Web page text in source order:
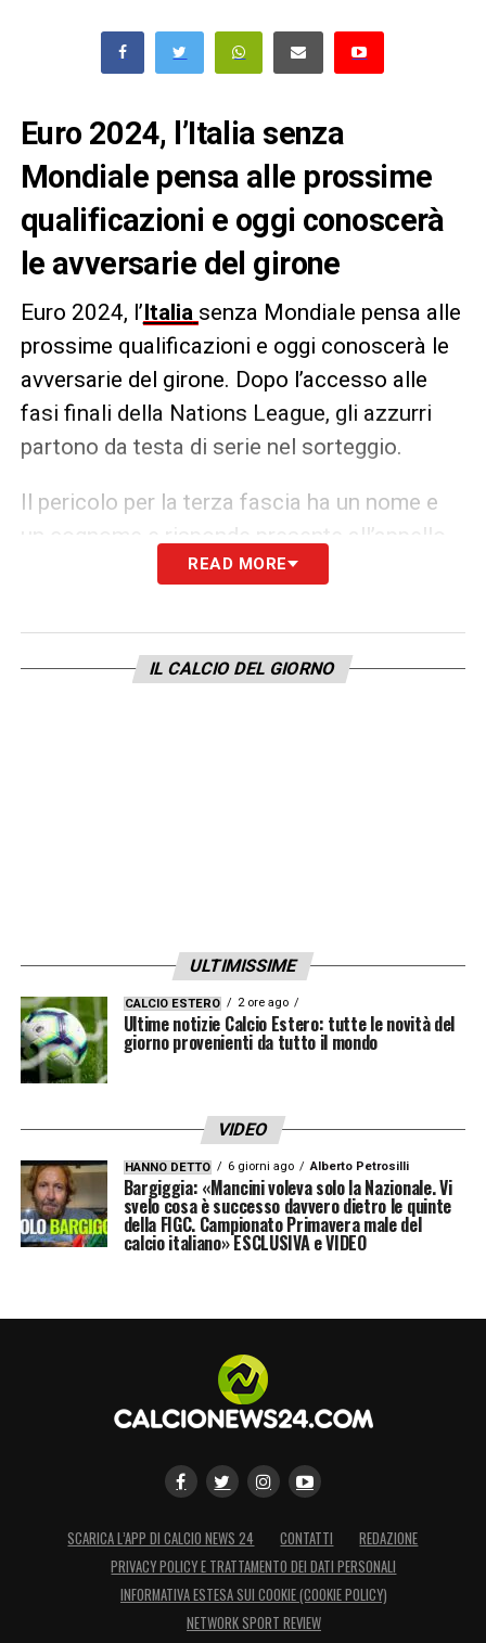
Euro 2024, l’Italia senza
Mondiale pensa alle prossime
qualificazioni e oggi conoscerà
le avversarie del girone
Euro 2024, l’Italia senza Mondiale pensa alle
prossime qualificazioni e oggi conoscerà le
avversarie del girone. Dopo l’accesso alle
fasi finali della Nations League, gli azzurri
partono da testa di serie nel sorteggio.
Il pericolo per la terza fascia ha un nome e
un cognome e risponde presente all’appello
quando si pronuncia ErlingHaaland
sarebbe meglio evitare per non avere
spiacevoli sorprese. Lo scrive il Corriere
READ MORE
IL CALCIO DEL GIORNO
ULTIMISSIME
CALCIO ESTERO 2 ore ago
Ultime notizie Calcio Estero: tutte le novità del
giorno provenienti da tutto il mondo
VIDEO
HANNO DETTO 6 giorni ago Alberto Petrosilli
Bargiggia: «Mancini voleva solo la Nazionale. Vi
svelo cosa è successo davvero dietro le quinte
della FIGC. Campionato Primavera male del
calcio italiano» ESCLUSIVA e VIDEO
SCARICA L’APP DI CALCIO NEWS 24 CONTATTI
REDAZIONE
PRIVACY POLICY E TRATTAMENTO DEI DATI PERSONALI
INFORMATIVA ESTESA SUI COOKIE (COOKIE POLICY)
NETWORK SPORT REVIEW